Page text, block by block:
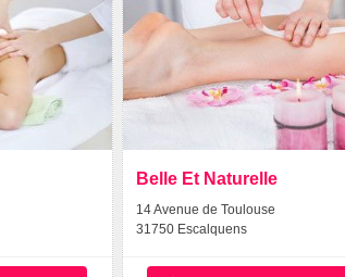
Belle Et Naturelle
14 Avenue de Toulouse
31750 Escalquens